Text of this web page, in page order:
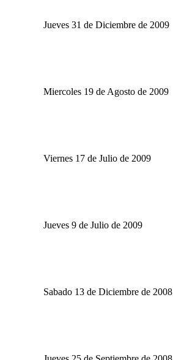
Jueves 31 de Diciembre de 2009
Miercoles 19 de Agosto de 2009
Viernes 17 de Julio de 2009
Jueves 9 de Julio de 2009
Sabado 13 de Diciembre de 2008